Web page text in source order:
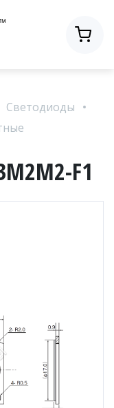
Светодиоды
F1